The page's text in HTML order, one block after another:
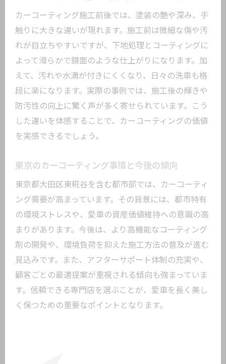
KeePer店舗で体感できる技術力の違い
こだわり派必見のコーティング仕上がり
比較
カーコーティング技術で愛車の魅力を最
大化
耐久性と艶を両立する最新の施工法
カーコーティングで長期間艶と保護を実
現
KeePerの技術に学ぶ持続力強化の秘訣
艶を引き出すための下地処理テクニック
長持ちするカーコーティングのメンテナ
失敗しないカーコーティング提案の見極め方
信頼できるカーコーティング店の見分け
方
口コミや施工実績のチェックポイント
カーコーティング施工前後では、塗装の艶や深み、手
触りに大きな違いが現れます。施工前は微細な傷や汚
れが目立ちやすいですが、下地処理とコーティングに
よって滑らかで鏡面のような仕上がりになります。加
えて、汚れや水滴が付きにくくなり、日々の洗車も格
段に楽になります。実際の事例では、施工後の輝きや
防汚性の向上に驚く声が多く寄せられています。こう
した違いを体感することで、カーコーティングの価値
を実感できるでしょう。
東京のカーコーティング事情と今後の傾向
東京都大田区東糀谷を含む都市部では、カーコーティ
ング需要が高まっています。その背景には、都市特有
の環境ストレスや、愛車の資産価値維持への意識の高
まりがあります。今後は、より高機能なコーティング
剤の開発や、環境負荷を抑えた施工方法の普及が進む
見込みです。また、アフターサポート体制の充実や、
顧客ごとの最適提案が重視される傾向も強まっていま
す。信頼できる専門店を選ぶことが、愛車を長く美し
く保つための重要なポイントとなります。